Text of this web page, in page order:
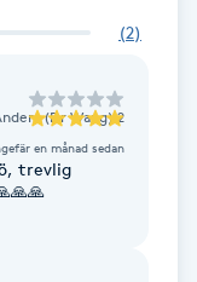
(2)
(Dr Wang) 2
en månad sedan
trevlig